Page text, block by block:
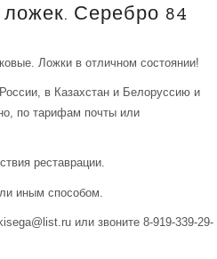
Серебро 84
Ложки в отличном состоянии!
в Казахстан и Белоруссию и
по тарифам почты или
реставрации.
иным способом.
или звоните 8-919-339-29-